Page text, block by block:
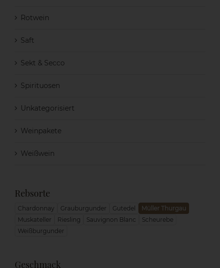
Rotwein
Saft
Sekt & Secco
Spirituosen
Unkategorisiert
Weinpakete
Weißwein
Rebsorte
Chardonnay Grauburgunder Gutedel
Müller Thurgau
Muskateller
Riesling Sauvignon Blanc
Scheurebe
Weißburgunder
Geschmack